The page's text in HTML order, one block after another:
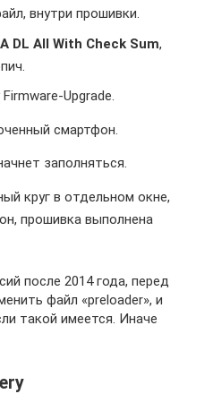
внутри прошивки.
DL All With Check Sum,
Upgrade.
смартфон.
заполняться.
круг в отдельном окне,
прошивка выполнена
после 2014 года, перед
файл «preloader», и
такой имеется. Иначе